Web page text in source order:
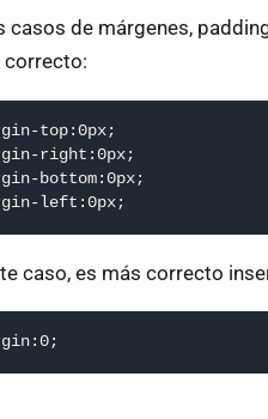
casos de márgenes,
correcto:
top:0px;
right:0px;
bottom:0px;
left:0px;
caso, es más correcto